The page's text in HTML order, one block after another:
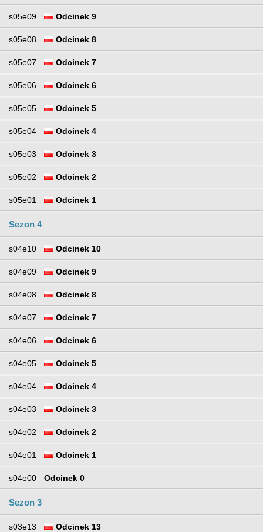
s05e09 Odcinek 9
s05e08 Odcinek 8
s05e07 Odcinek 7
s05e06 Odcinek 6
s05e05 Odcinek 5
s05e04 Odcinek 4
s05e03 Odcinek 3
s05e02 Odcinek 2
s05e01 Odcinek 1
Sezon 4
s04e10 Odcinek 10
s04e09 Odcinek 9
s04e08 Odcinek 8
s04e07 Odcinek 7
s04e06 Odcinek 6
s04e05 Odcinek 5
s04e04 Odcinek 4
s04e03 Odcinek 3
s04e02 Odcinek 2
s04e01 Odcinek 1
s04e00 Odcinek 0
Sezon 3
s03e13 Odcinek 13